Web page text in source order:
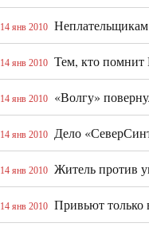
14 янв 2010
14 янв 2010 Тем, кто помнит
14 янв 2010 «Волгу»
14 янв 2010 Дело
14 янв 2010 Житель против
14 янв 2010 Привьют только